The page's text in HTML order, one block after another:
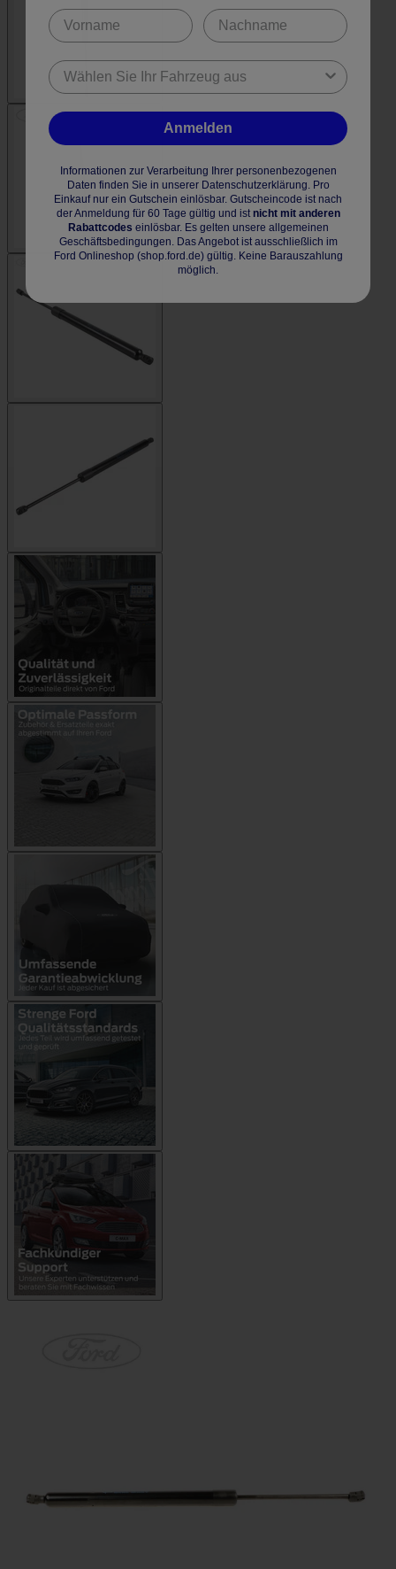
Anmelden
Informationen zur Verarbeitung Ihrer personenbezogenen
Daten finden Sie in unserer Datenschutzerklärung. Pro
Einkauf nur ein Gutschein einlösbar. Gutscheincode ist nach
der Anmeldung für 60 Tage gültig und ist nicht mit anderen
Rabattcodes einlösbar. Es gelten unsere allgemeinen
Geschäftsbedingungen. Das Angebot ist ausschließlich im
Ford Onlineshop (shop.ford.de) gültig. Keine Barauszahlung
möglich.